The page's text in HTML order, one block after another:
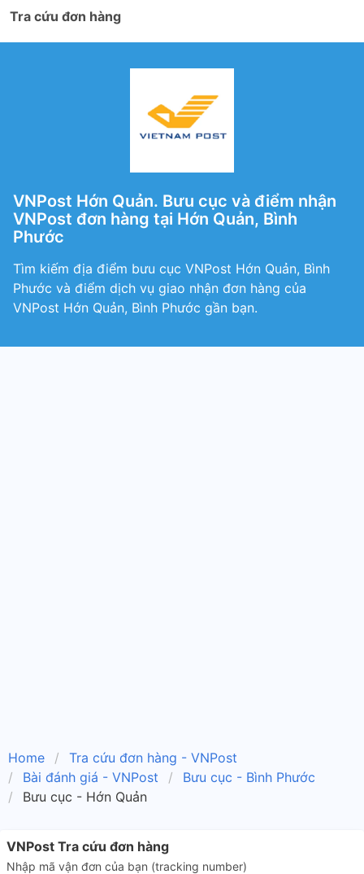
Tra cứu đơn hàng
VNPost Hớn Quản. Bưu cục và điểm nhận
VNPost đơn hàng tại Hớn Quản, Bình
Phước
Tìm kiếm địa điểm bưu cục VNPost Hớn Quản, Bình
Phước và điểm dịch vụ giao nhận đơn hàng của
VNPost Hớn Quản, Bình Phước gần bạn.
Home
Tra cứu đơn hàng - VNPost
Bài đánh giá - VNPost
Bưu cục - Bình Phước
Bưu cục - Hớn Quản
VNPost Tra cứu đơn hàng
Nhập mã vận đơn của bạn (tracking number)